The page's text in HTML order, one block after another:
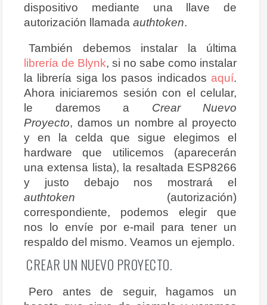
dispositivo mediante una llave de
autorización llamada authtoken.
También debemos instalar la última
librería de Blynk, si no sabe como instalar
la librería siga los pasos indicados aquí.
Ahora iniciaremos sesión con el celular,
le daremos a Crear Nuevo
Proyecto, damos un nombre al proyecto
y en la celda que sigue elegimos el
hardware que utilicemos (aparecerán
una extensa lista), la resaltada ESP8266
y justo debajo nos mostrará el
authtoken (autorización)
correspondiente, podemos elegir que
nos lo envíe por e-mail para tener un
respaldo del mismo. Veamos un ejemplo.
CREAR UN NUEVO PROYECTO.
Pero antes de seguir, hagamos un